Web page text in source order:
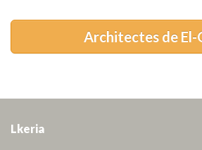
Architectes de El-
Lkeria